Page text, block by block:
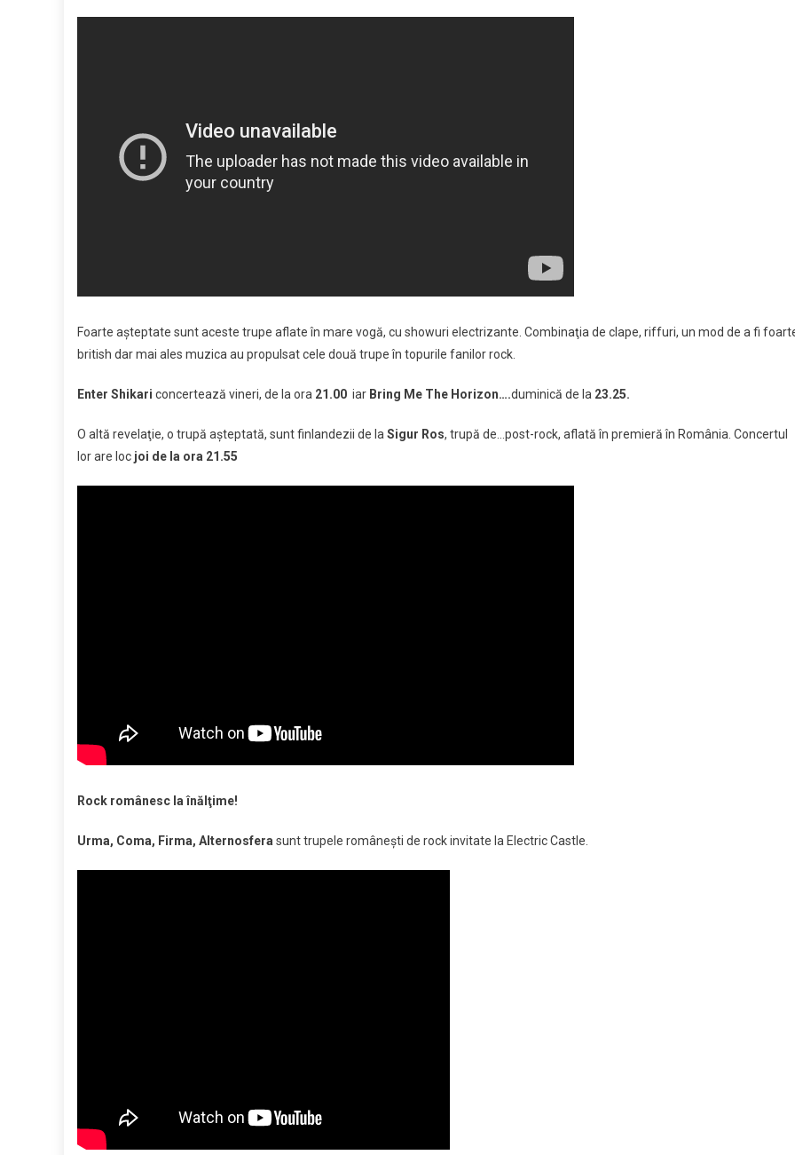
Foarte aşteptate sunt aceste trupe aflate în mare vogă, cu showuri electrizante. Combinaţia de clape, riffuri, un mod de a fi
british dar mai ales muzica au propulsat cele două trupe în topurile fanilor rock.
Enter Shikari concertează vineri, de la ora 21.00 iar Bring Me The Horizon….duminică de la 23.25.
O altă revelaţie, o trupă aşteptată, sunt finlandezii de la Sigur Ros, trupă de…post-rock, aflată în premieră în România. Concertul
lor are loc joi de la ora 21.55
Rock românesc la înălţime!
Urma, Coma, Firma, Alternosfera sunt trupele româneşti de rock invitate la Electric Castle.